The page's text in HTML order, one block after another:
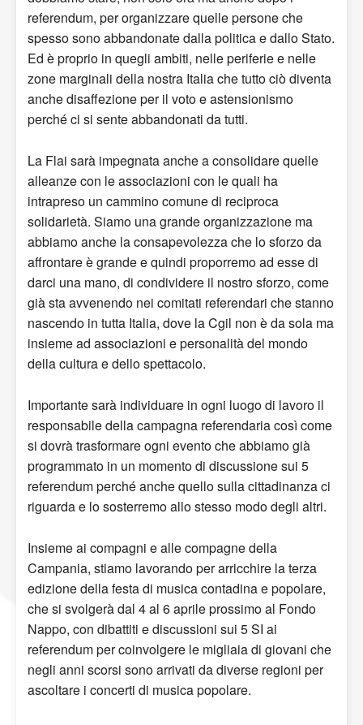
referendum, per organizzare quelle persone che
spesso sono abbandonate dalla politica e dallo Stato.
Ed è proprio in quegli ambiti, nelle periferie e nelle
zone marginali della nostra Italia che tutto ciò diventa
anche disaffezione per il voto e astensionismo
perché ci si sente abbandonati da tutti.
La Flai sarà impegnata anche a consolidare quelle
alleanze con le associazioni con le quali ha
intrapreso un cammino comune di reciproca
solidarietà. Siamo una grande organizzazione ma
abbiamo anche la consapevolezza che lo sforzo da
affrontare è grande e quindi proporremo ad esse di
darci una mano, di condividere il nostro sforzo, come
già sta avvenendo nei comitati referendari che stanno
nascendo in tutta Italia, dove la Cgil non è da sola ma
insieme ad associazioni e personalità del mondo
della cultura e dello spettacolo.
Importante sarà individuare in ogni luogo di lavoro il
responsabile della campagna referendaria così come
si dovrà trasformare ogni evento che abbiamo già
programmato in un momento di discussione sui 5
referendum perché anche quello sulla cittadinanza ci
riguarda e lo sosterremo allo stesso modo degli altri.
Insieme ai compagni e alle compagne della
Campania, stiamo lavorando per arricchire la terza
edizione della festa di musica contadina e popolare,
che si svolgerà dal 4 al 6 aprile prossimo al Fondo
Nappo, con dibattiti e discussioni sui 5 SI ai
referendum per coinvolgere le migliaia di giovani che
negli anni scorsi sono arrivati da diverse regioni per
ascoltare i concerti di musica popolare.